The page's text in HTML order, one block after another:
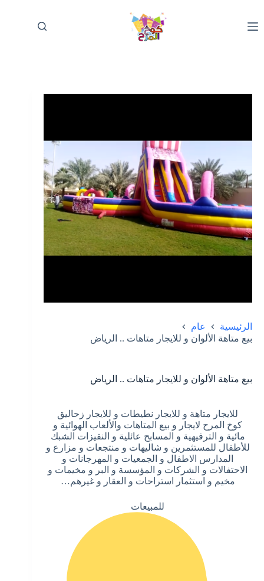
المحتوى
الرئيسية
عام
بيع متاهة الألوان و للايجار متاهات .. الرياض
بيع متاهة الألوان و للايجار متاهات .. الرياض
للايجار متاهة و للايجار نطيطات و للايجار زحاليق
كوخ المرح لايجار و بيع المتاهات والألعاب الهوائية و
مائية و الترفيهية و المسابح عائلية و النقيزات الشبك
للأطفال للمستثمرين و شاليهات و منتجعات و مزارع و
المدارس الاطفال و الجمعيات و المهرجانات و
الاحتفالات و الشركات و المؤسسة و البر و مخيمات و
مخيم و استثمار استراحات و العقار و غيرهم…
للمبيعات